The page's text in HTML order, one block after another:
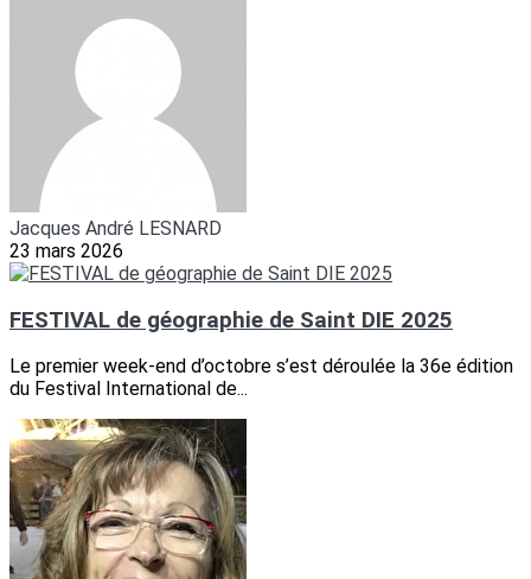
Jacques André LESNARD
23 mars 2026
FESTIVAL de géographie de Saint DIE 2025
Le premier week-end d’octobre s’est déroulée la 36e édition
du Festival International de...